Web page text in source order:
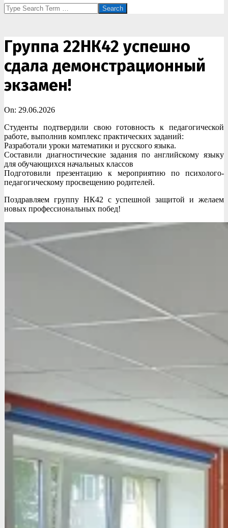
Search
Группа 22НК42 успешно
сдала демонстрационный
экзамен!
On: 29.06.2026
Студенты подтвердили свою готовность к педагогической
работе, выполнив комплекс практических заданий:
Разработали уроки математики и русского языка.
Составили диагностические задания по английскому языку
для обучающихся начальных классов
Подготовили презентацию к мероприятию по психолого-
педагогическому просвещению родителей.
Поздравляем группу НК42 с успешной защитой и желаем
новых профессиональных побед!